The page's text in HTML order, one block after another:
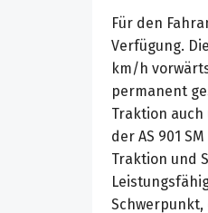
Für den
Verfügung.
km/h
permanent
Traktion
der AS 901
Traktion und
Schwerpunkt,